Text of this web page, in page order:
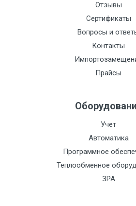
Отзывы
Сертификаты
Вопросы и
Контакты
Прайсы
Учет
Автоматика
Программное
Теплообменное
ЗРА